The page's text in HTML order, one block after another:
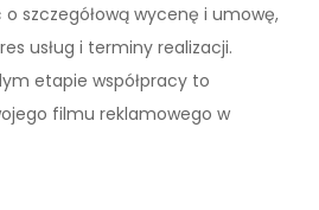
szczegółową wycenę i umowę,
usług i terminy realizacji.
etapie współpracy to
filmu reklamowego w